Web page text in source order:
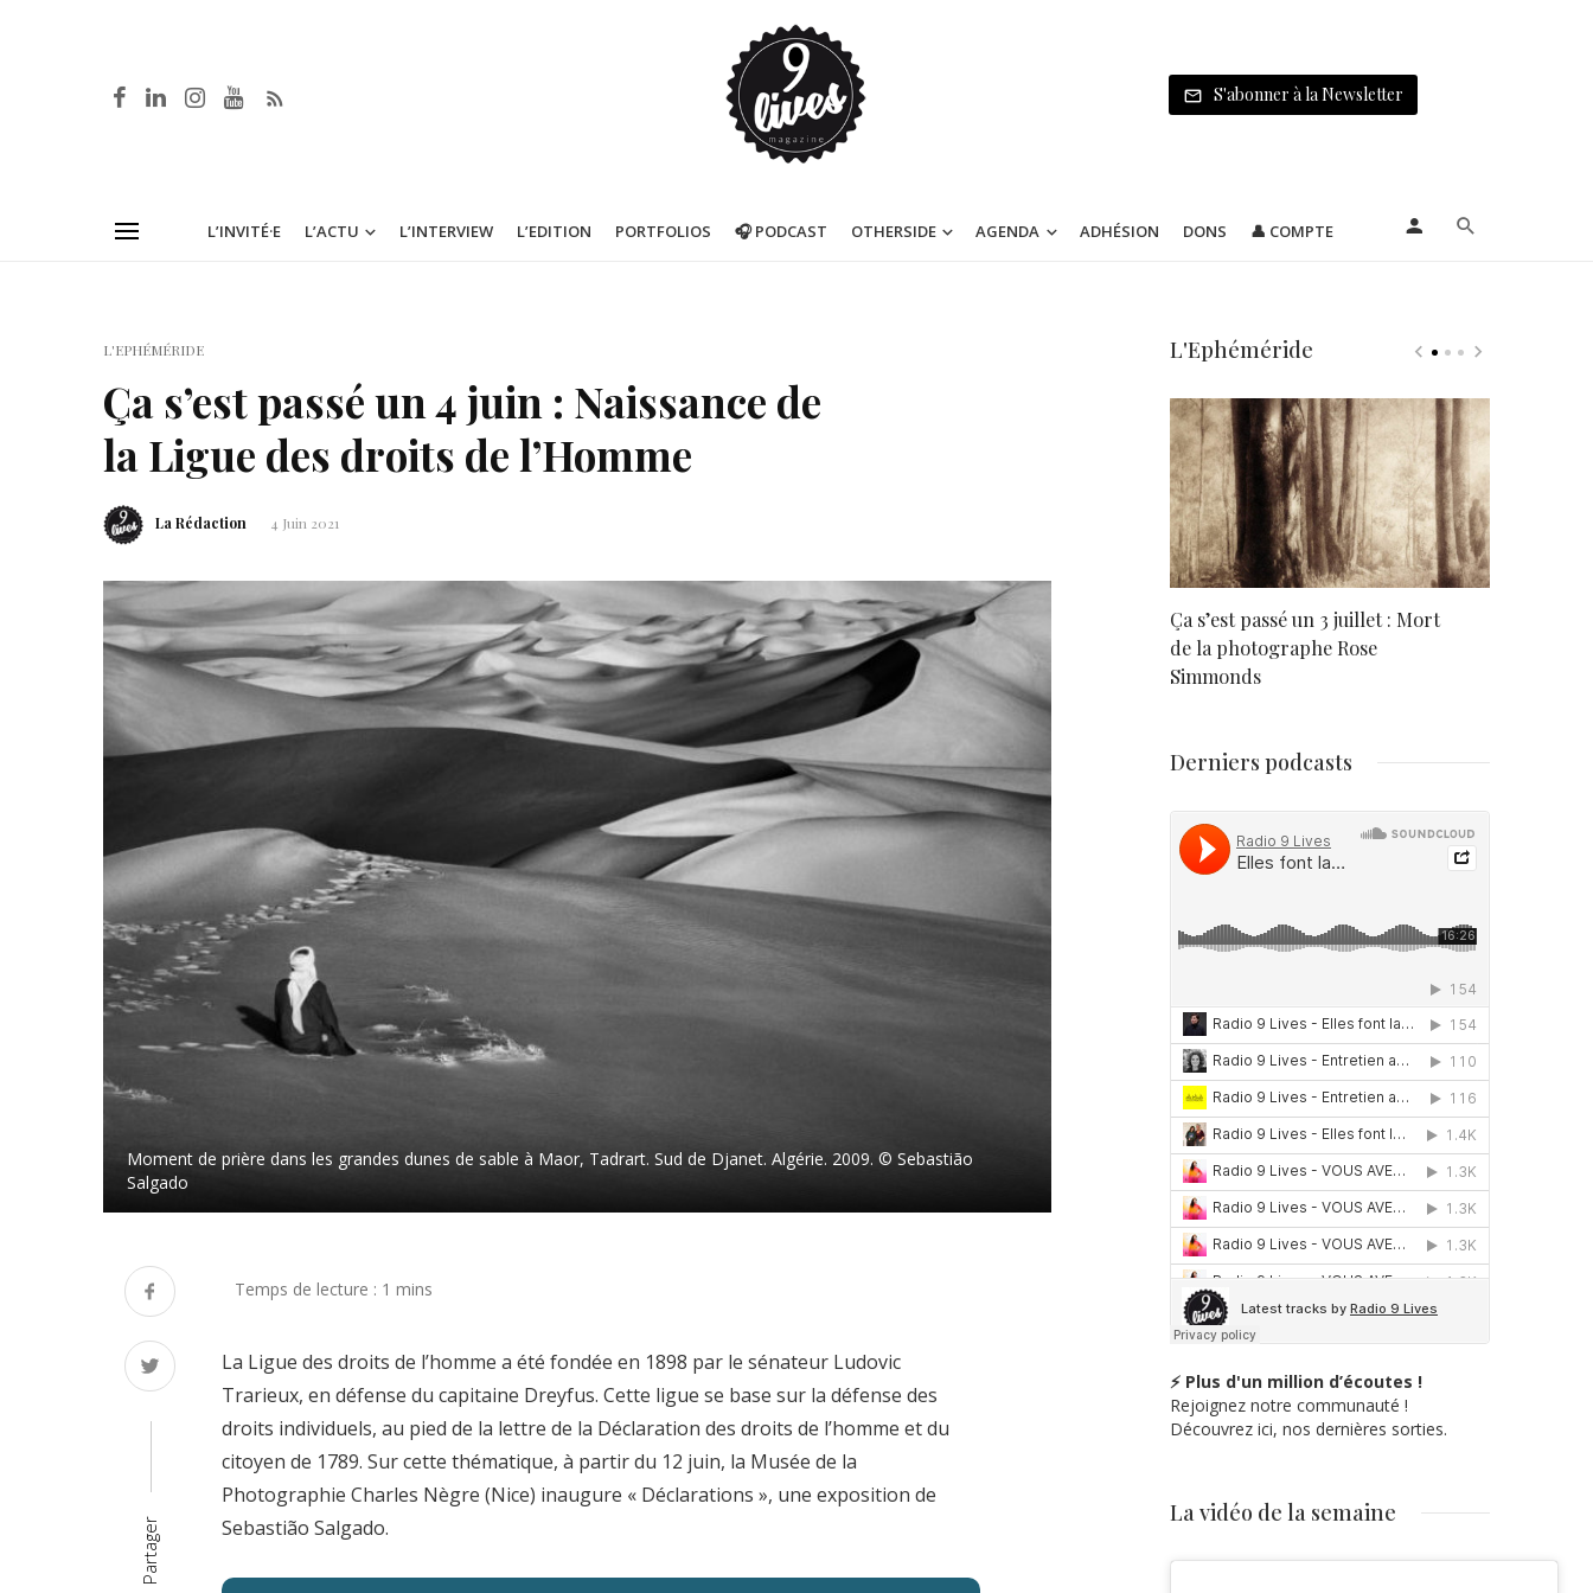
S'abonner à la Newsletter
L’INVITÉ·E L’ACTU L’INTERVIEW L’EDITION PORTFOLIOS 🎧 PODCAST OTHERSIDE AGENDA ADHÉSION DONS 👤 COMPTE
L'EPHÉMÉRIDE
Ça s’est passé un 4 juin : Naissance de
la Ligue des droits de l’Homme
La Rédaction 4 Juin 2021
Moment de prière dans les grandes dunes de sable à Maor, Tadrart. Sud de Djanet. Algérie. 2009. © Sebastião
Salgado
Partager
La Ligue des droits de l’homme a été fondée en 1898 par le sénateur Ludovic
Trarieux, en défense du capitaine Dreyfus. Cette ligue se base sur la défense des
droits individuels, au pied de la lettre de la Déclaration des droits de l’homme et du
citoyen de 1789. Sur cette thématique, à partir du 12 juin, la Musée de la
Photographie Charles Nègre (Nice) inaugure « Déclarations », une exposition de
Sebastião Salgado.
L'Ephéméride
Né un 2 juillet : André Kertész
Né un 1er juillet : Léonard
Misonne
Ça s’est passé un 3 juillet : Mort
de la photographe Rose
Simmonds
Derniers podcasts
⚡ Plus d'un million d’écoutes !
Rejoignez notre communauté !
Découvrez ici, nos dernières sorties.
La vidéo de la semaine